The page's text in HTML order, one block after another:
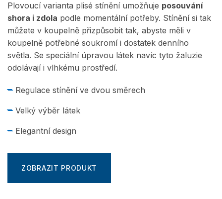
Plovoucí varianta plisé stínění umožňuje posouvání
shora i zdola podle momentální potřeby. Stínění si tak
můžete v koupelně přizpůsobit tak, abyste měli v
koupelně potřebné soukromí i dostatek denního
světla. Se speciální úpravou látek navíc tyto žaluzie
odolávají i vlhkému prostředí.
Regulace stínění ve dvou směrech
Velký výběr látek
Elegantní design
ZOBRAZIT PRODUKT